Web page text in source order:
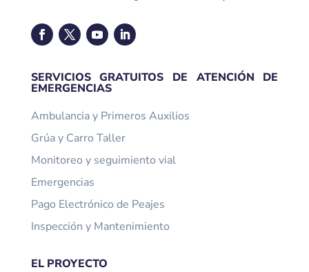
SERVICIOS GRATUITOS DE ATENCIÓN DE
EMERGENCIAS
Ambulancia y Primeros Auxilios
Grúa y Carro Taller
Monitoreo y seguimiento vial
Emergencias
Pago Electrónico de Peajes
Inspección y Mantenimiento
EL PROYECTO